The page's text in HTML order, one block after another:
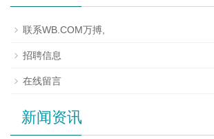
联系WB.COM万搏,
招聘信息
在线留言
新闻资讯